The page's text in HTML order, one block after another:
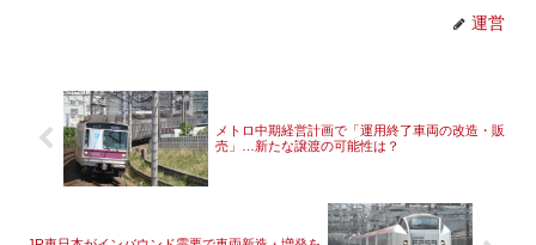
運営
メトロ中期経営計画で「運用終了車両の改造・販
売」…新たな譲渡の可能性は？